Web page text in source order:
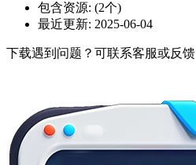
包含资源: (2个)
最近更新: 2025-06-04
下载遇到问题？可联系客服或反馈